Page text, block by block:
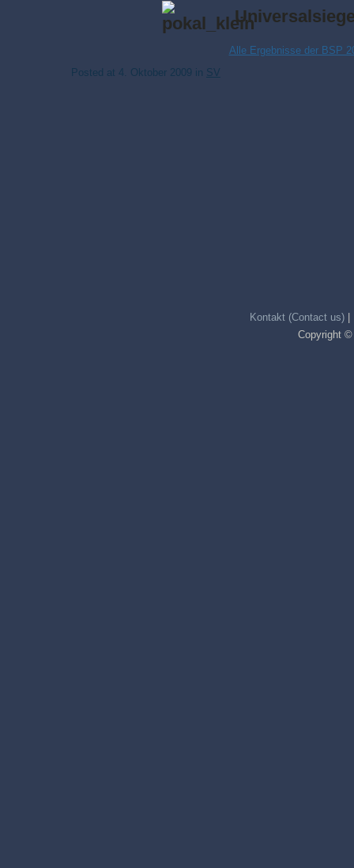
Alle Ergebnisse der BSP
Posted at 4. Oktober 2009 in SV
Kontakt (Contact us)|
Copyright ©